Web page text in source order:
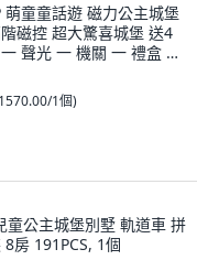
萌童童話遊 磁力公主城堡
磁控 超大驚喜城堡 送4
聲光 一 機關 一 禮盒 粉,
1個)
公主城堡別墅 軌道車 拼
房 191PCS, 1個